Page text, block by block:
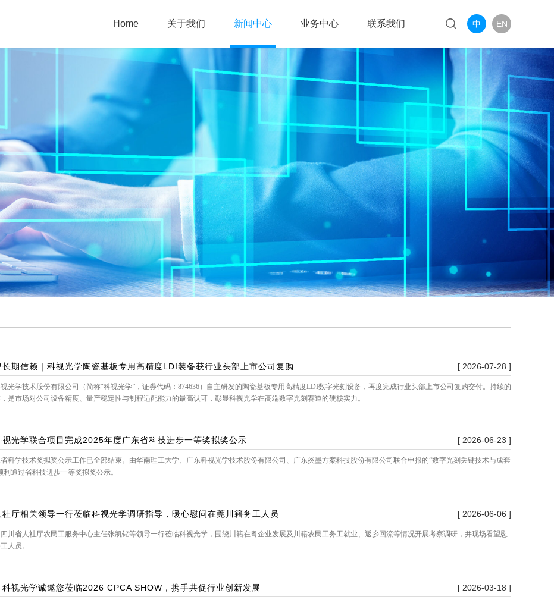
中 EN
Home 关于我们 新闻中心 业务中心 联系我们
长期信赖｜科视光学陶瓷基板专用高精度LDI装备获行业头部上市公司复购 [ 2026-07-28 ]
光学技术股份有限公司（简称“科视光学”，证券代码：874636）自主研发的陶瓷基板专用高精度LDI数字光刻设备，再度完成行业头部上市公司复购交付。持续的
是市场对公司设备精度、量产稳定性与制程适配能力的最高认可，彰显科视光学在高端数字光刻赛道的硬核实力。
视光学联合项目完成2025年度广东省科技进步一等奖拟奖公示 [ 2026-06-23 ]
科学技术奖拟奖公示工作已全部结束。由华南理工大学、广东科视光学技术股份有限公司、广东炎墨方案科技股份有限公司联合申报的“数字光刻关键技术与成套
利通过省科技进步一等奖拟奖公示。
社厅相关领导一行莅临科视光学调研指导，暖心慰问在莞川籍务工人员 [ 2026-06-06 ]
川省人社厅农民工服务中心主任张凯钇等领导一行莅临科视光学，围绕川籍在粤企业发展及川籍农民工务工就业、返乡回流等情况开展考察调研，并现场看望慰
人员。
视光学诚邀您莅临2026 CPCA SHOW，携手共促行业创新发展 [ 2026-03-18 ]